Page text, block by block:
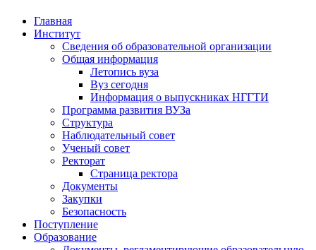
Главная
Институт
Сведения об образовательной организации
Общая информация
Летопись вуза
Вуз сегодня
Информация о выпускниках НГГТИ
Программа развития ВУЗа
Структура
Наблюдательный совет
Ученый совет
Ректорат
Страница ректора
Документы
Закупки
Безопасность
Поступление
Образование